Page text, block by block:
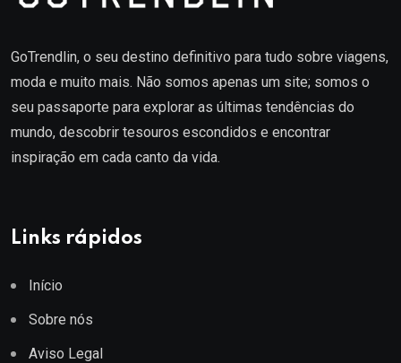
GoTrendlin, o seu destino definitivo para tudo sobre viagens,
moda e muito mais. Não somos apenas um site; somos o
seu passaporte para explorar as últimas tendências do
mundo, descobrir tesouros escondidos e encontrar
inspiração em cada canto da vida.
Links rápidos
Início
Sobre nós
Aviso Legal